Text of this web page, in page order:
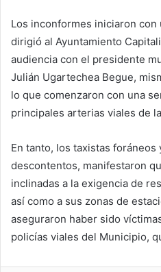
Los inconformes iniciaron con
dirigió al Ayuntamiento
audiencia con el presidente
Julián Ugartechea Begue,
lo que comenzaron con una
principales arterias viales de
En tanto, los taxistas foráneos
descontentos, manifestaron
inclinadas a la exigencia de
así como a sus zonas de
aseguraron haber sido
policías viales del Municipio,